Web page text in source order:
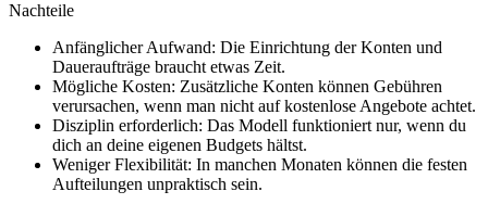
Nachteile
Anfänglicher Aufwand: Die Einrichtung der Konten und
Daueraufträge braucht etwas Zeit.
Mögliche Kosten: Zusätzliche Konten können Gebühren
verursachen, wenn man nicht auf kostenlose Angebote achtet.
Disziplin erforderlich: Das Modell funktioniert nur, wenn du
dich an deine eigenen Budgets hältst.
Weniger Flexibilität: In manchen Monaten können die festen
Aufteilungen unpraktisch sein.